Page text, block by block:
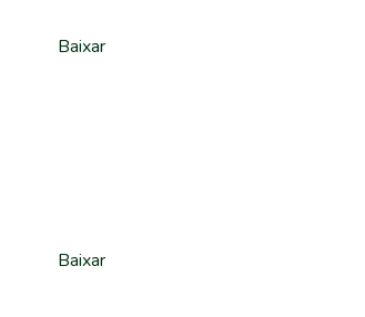
Baixar
Baixar